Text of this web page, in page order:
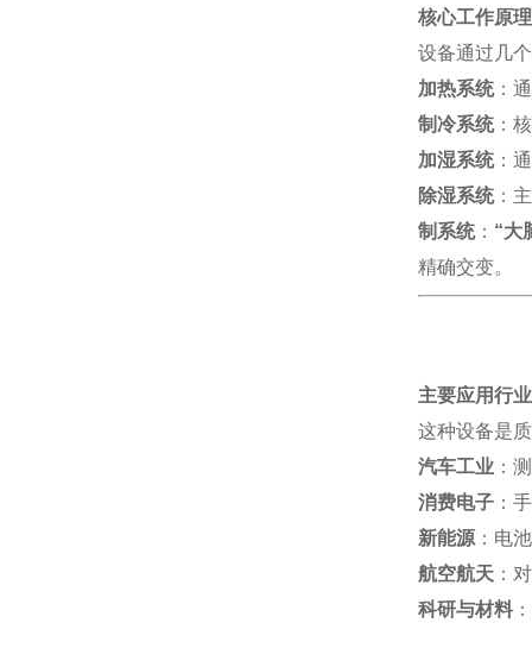
核心工作原理
设备通过几
加热系统：
制冷系统：
加湿系统：
除湿系统：
制系统： “大
精确交变。
主要应用行业
这种设备是
汽车工业：
消费电子：
新能源：电
航空航天：
科研与材料